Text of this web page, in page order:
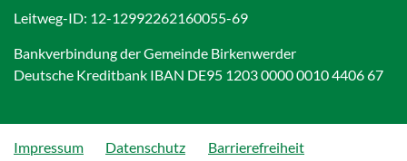
Leitweg-ID: 12-12992262160055-69
Bankverbindung der Gemeinde Birkenwerder
Deutsche Kreditbank IBAN DE95 1203 0000 0010 4406 67
Impressum Datenschutz
Barrierefreiheit